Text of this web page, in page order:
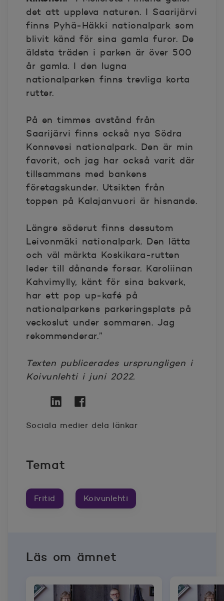
det att uppleva naturen. I Saarijärvi
finns Pyhä-Häkki nationalpark som
blivit känd för sina gamla furor. De
äldsta träden i parken är över 500
år gamla. I den lugna
nationalparken finns trevliga korta
rutter.
På en timmes avstånd från
Saarijärvi finns också nya Södra
Konnevesi nationalpark. Den är min
favorit, och jag har också varit där
tillsammans med bankens
företagskunder. Utsikten från
toppen på Kalajanvuori är hisnande.
Längre söderut finns dessutom
Leivonmäki nationalpark. Den lätta
och väl märkta Koskikara-rutten
leder till dånande forsar. Karoliinan
Kahvimylly, känt för sina bakverk,
har ett pop up-kafé på
nationalparkens parkeringsplats på
veckoslut under sommaren. Jag
rekommenderar.”
Texten publicerades ursprungligen i
Koivunlehti i juni 2022.
Sociala medier dela länkar
Temat
Fritid Koivunlehti
Läs om ämnet